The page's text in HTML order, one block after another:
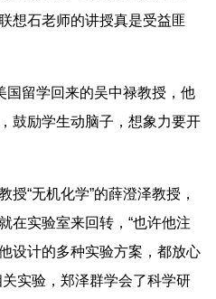
想石老师的讲授真是受益匪
国留学回来的吴中禄教授，他
鼓励学生动脑子，想象力要开
授“无机化学”的薛澄泽教授，
在实验室来回转，“也许他注
设计的多种实验方案，都放心
实验，郑泽群学会了科学研